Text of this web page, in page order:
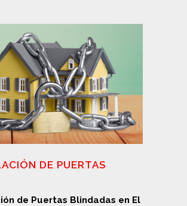
DE PUERTAS
de Puertas Blindadas en El